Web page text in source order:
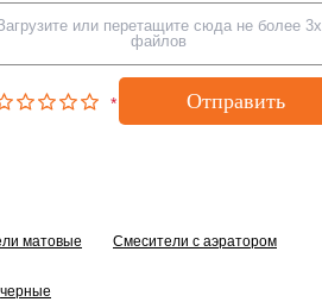
или перетащите сюда не более 3х
файлов
* Отправить
матовые Смесители с аэратором
черные